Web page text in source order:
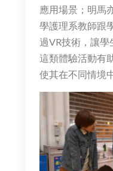
應用場景；明馬
學護理系教師跟
過VR技術，讓學
這類體驗活動有
使其在不同情境